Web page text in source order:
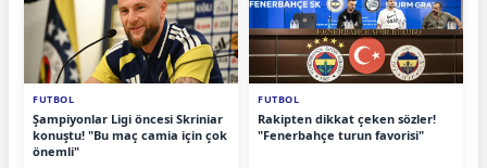
FUTBOL
Şampiyonlar Ligi öncesi Skriniar
konuştu! "Bu maç camia için çok
önemli"
FUTBOL
Rakipten dikkat çeken sözler!
"Fenerbahçe turun favorisi"